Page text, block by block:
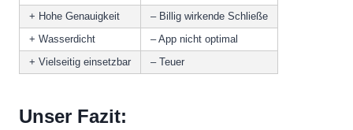
+ Hohe Genauigkeit
– Billig wirkende Schließe
+ Wasserdicht
– App nicht optimal
+ Vielseitig einsetzbar
– Teuer
Unser Fazit: